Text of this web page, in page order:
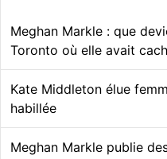
Meghan Markle : que
Toronto où elle avait
Kate Middleton élue
habillée
Meghan Markle publie